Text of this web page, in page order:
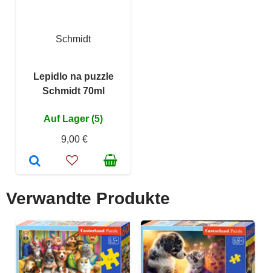
Schmidt
Lepidlo na puzzle
Schmidt 70ml
Auf Lager (5)
9,00 €
Verwandte Produkte